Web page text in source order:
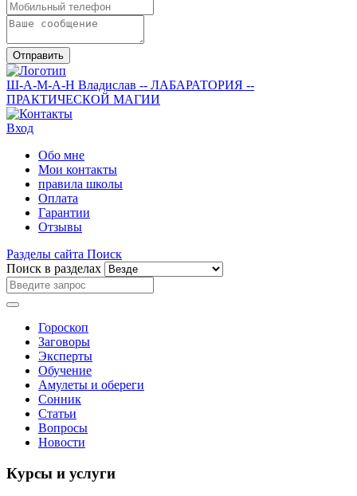
Отправить
Ш-А-М-А-Н Владислав -- ЛАБАРАТОРИЯ --
ПРАКТИЧЕСКОЙ МАГИИ
Вход
Обо мне
Мои контакты
правила школы
Оплата
Гарантии
Отзывы
Разделы сайта Поиск
Поиск в разделах
Гороскоп
Заговоры
Эксперты
Обучение
Амулеты и обереги
Сонник
Статьи
Вопросы
Новости
Курсы и услуги